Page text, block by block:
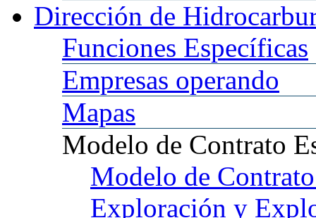
Dirección de
Funciones Específicas
Empresas operando
Mapas
Modelo de Contrato
Modelo de
Exploración y